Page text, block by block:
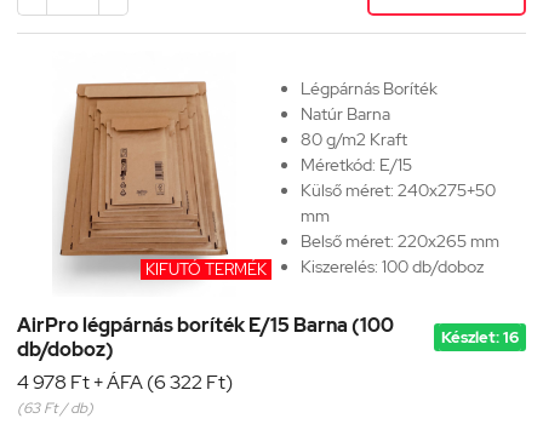
KIFUTÓ TERMÉK
Légpárnás Boríték
Natúr Barna
80 g/m2 Kraft
Méretkód: E/15
Külső méret: 240x275+50
mm
Belső méret: 220x265 mm
Kiszerelés: 100 db/doboz
AirPro légpárnás boríték E/15 Barna (100
db/doboz)
Készlet: 16
4 978 Ft + ÁFA (6 322 Ft)
(63 Ft / db)